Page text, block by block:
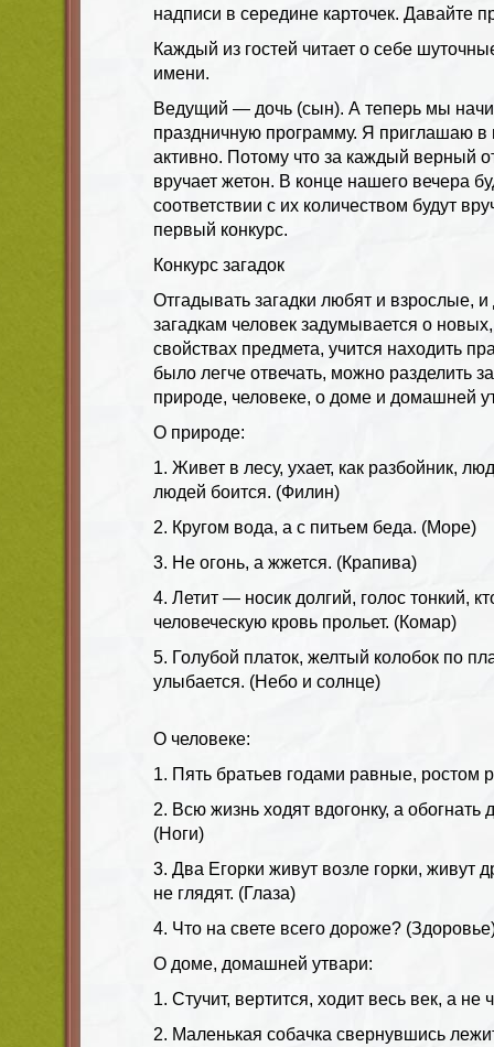
надписи в середине карточек. Давайте
Каждый из гостей читает о себе
имени.
Ведущий — дочь (сын). А теперь мы
праздничную программу. Я приглашаю в
активно. Потому что за каждый верный
вручает жетон. В конце нашего вечера
соответствии с их количеством будут
первый конкурс.
Конкурс загадок
Отгадывать загадки любят и взрослые,
загадкам человек задумывается о
свойствах предмета, учится находить
было легче отвечать, можно разделить
природе, человеке, о доме и домашней
О природе:
1. Живет в лесу, ухает, как разбойник,
людей боится. (Филин)
2. Кругом вода, а с питьем беда. (Море)
3. Не огонь, а жжется. (Крапива)
4. Летит — носик долгий, голос тонкий,
человеческую кровь прольет. (Комар)
5. Голубой платок, желтый колобок по
улыбается. (Небо и солнце)
О человеке:
1. Пять братьев годами равные, ростом
2. Всю жизнь ходят вдогонку, а обогнать
(Ноги)
3. Два Егорки живут возле горки, живут
не глядят. (Глаза)
4. Что на свете всего дороже?
О доме, домашней утвари:
1. Стучит, вертится, ходит весь век, а не
2. Маленькая собачка свернувшись